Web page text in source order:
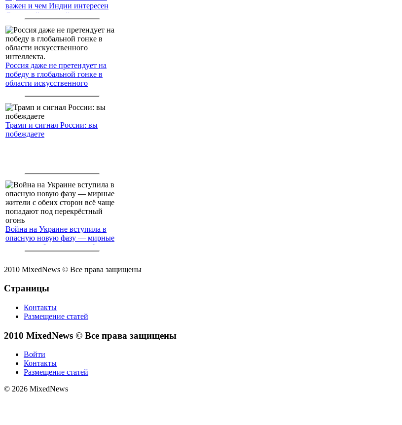
важен и чем Индии интересен
Северный морской путь
Россия даже не претендует на
победу в глобальной гонке в
области искусственного
Трамп и сигнал России: вы
побеждаете
Война на Украине вступила в
опасную новую фазу — мирные
жители с обеих сторон всё чаще
2010 MixedNews © Все права защищены
Страницы
Контакты
Размещение статей
2010 MixedNews © Все права защищены
Войти
Контакты
Размещение статей
© 2026 MixedNews